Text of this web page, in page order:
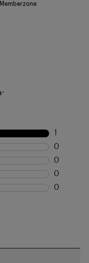
Memberzone